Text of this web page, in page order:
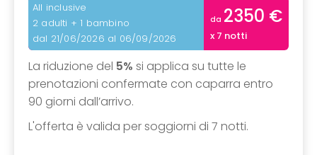
All inclusive
2 adulti + 1 bambino
dal 21/06/2026 al 06/09/2026
da 2350 €
x 7 notti
La riduzione del 5% si applica su tutte le
prenotazioni confermate con caparra entro
90 giorni dall’arrivo.
L'offerta è valida per soggiorni di 7 notti.